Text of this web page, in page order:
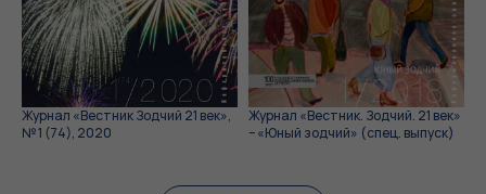
Журнал «Вестник Зодчий 21 век»,
№ 1 (74), 2020
Журнал «Вестник. Зодчий. 21 век»
– «Юный зодчий» (спец. выпуск)